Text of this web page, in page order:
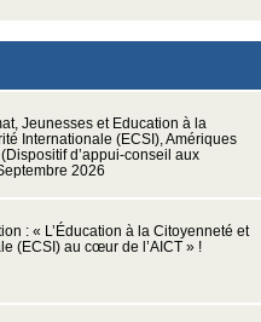
Jeunesses et Education à la
Internationale (ECSI), Amériques
d’appui-conseil aux
2026
: « L’Éducation à la Citoyenneté et
(ECSI) au cœur de l’AICT » !